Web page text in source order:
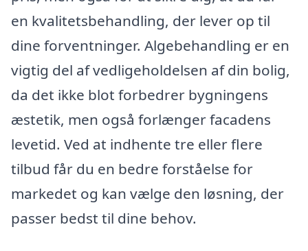
en kvalitetsbehandling, der lever op til
dine forventninger. Algebehandling er en
vigtig del af vedligeholdelsen af din bolig,
da det ikke blot forbedrer bygningens
æstetik, men også forlænger facadens
levetid. Ved at indhente tre eller flere
tilbud får du en bedre forståelse for
markedet og kan vælge den løsning, der
passer bedst til dine behov.